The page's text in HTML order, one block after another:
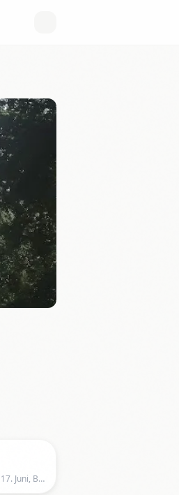
Straße des 17. Juni, Straße des 17. Juni, Berlin